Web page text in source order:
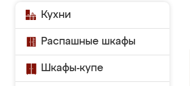
Кухни
Распашные шкафы
Шкафы-купе